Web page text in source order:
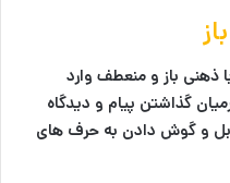
ذهنی باز و منعطف وارد
گذاشتن پیام و دیدگاه
و گوش دادن به حرف های